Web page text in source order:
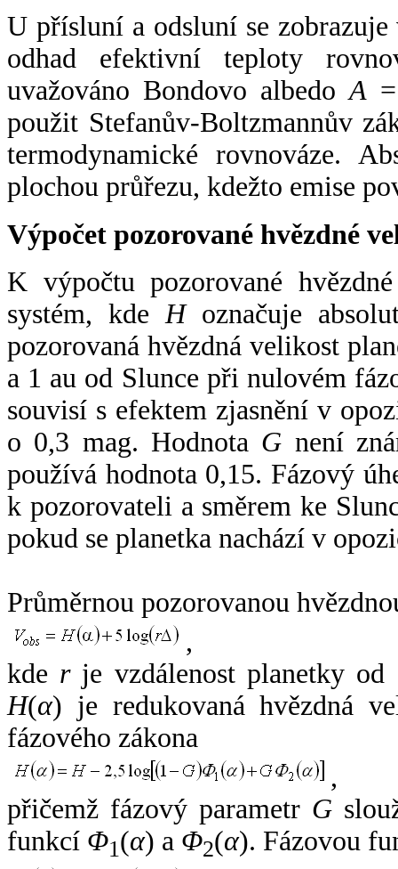
U přísluní a odsluní se
odhad efektivní teploty
uvažováno Bondovo albedoA
použit Stefanův-Boltzmannův
termodynamické rovnováze.
plochou průřezu, kdežto emise
Výpočet pozorované hvězdné
K výpočtu pozorované
systém, kde Hoznačuje
pozorovaná hvězdná velikost
a 1 au od Slunce při nulovém
souvisí s efektem zjasnění v
o 0,3 mag. Hodnota G není
používá hodnota 0,15. Fázový
k pozorovateli a směrem ke
pokud se planetka nachází v
Průměrnou pozorovanou
,
kde rje vzdálenost planetky od
H(α) je redukovaná hvězdná
fázového zákona
,
přičemž fázový parametr G
funkcí Φ1(α) a Φ2(α). Fázovou